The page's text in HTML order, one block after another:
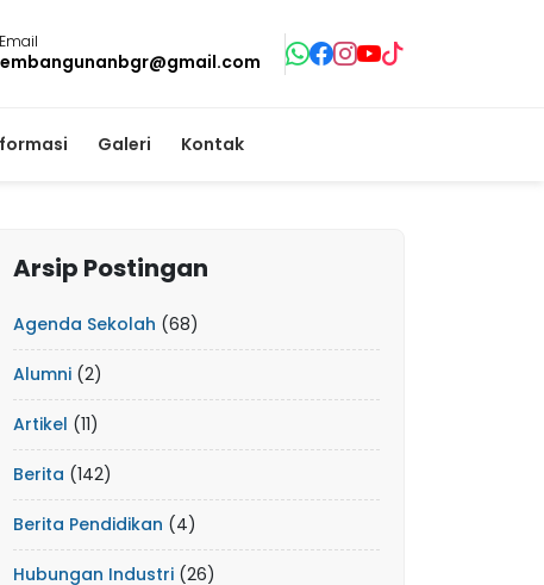
Galeri Kontak
Arsip Postingan
Agenda Sekolah (68)
Alumni (2)
Artikel (11)
Berita (142)
Berita Pendidikan (4)
Hubungan Industri (26)